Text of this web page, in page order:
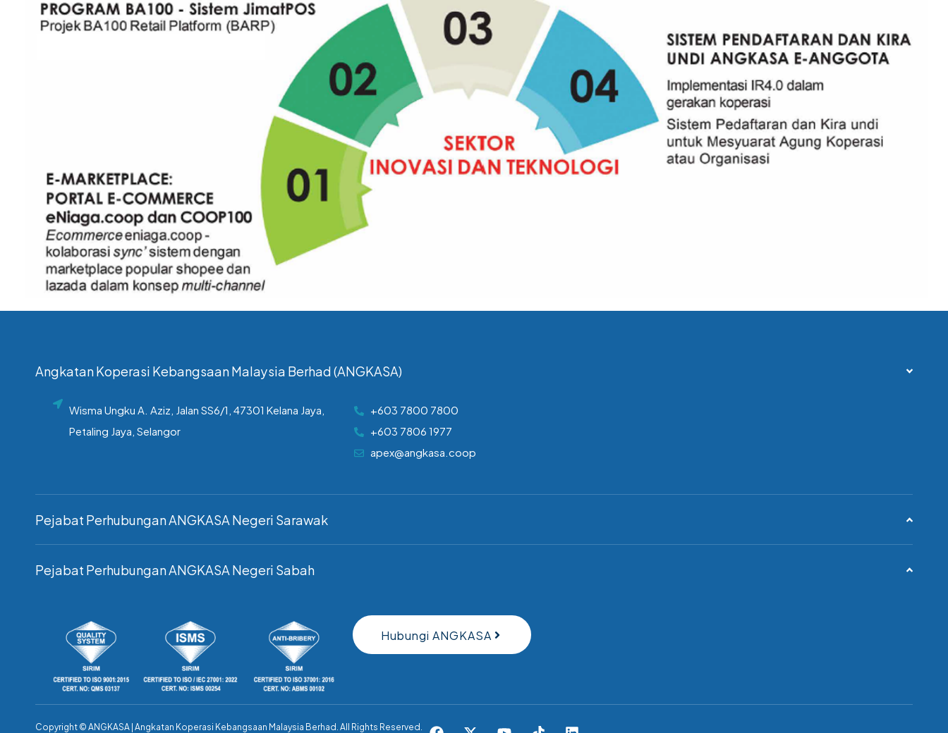
Angkatan Koperasi Kebangsaan Malaysia Berhad (ANGKASA)
Wisma Ungku A. Aziz, Jalan SS6/1, 47301 Kelana Jaya,
Petaling Jaya, Selangor
+603 7800 7800
+603 7806 1977
apex@angkasa.coop
Pejabat Perhubungan ANGKASA Negeri Sarawak
Pejabat Perhubungan ANGKASA Negeri Sabah
Hubungi ANGKASA
Copyright ©ANGKASA | Angkatan Koperasi Kebangsaan Malaysia Berhad.All Rights Reserved.